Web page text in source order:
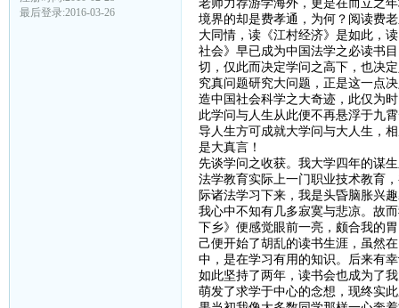
最后登录:2016-03-26
境界的却是费孝通，为何？阅读费
大同情，读《江村经济》是如此，
社会》早已成为中国法学之必读书
切，仅此而决定学问之高下，也决
究真问题研究大问题，正是这一点
造中国社会科学之大奇迹，此仅为
此学问与人生从此便不再悬浮于九
导人生方可成就大学问与大人生，
是大真言！
先谈学问之收获。我大学四年的谋
法学教育实际上一门职业技术教育
际诸法学习下来，我是头昏脑胀兴
我心中不知有几多寂寞与悲凉。故
下乡》便感觉眼前一亮，颇合我的
己便开始了胡乱的读书生涯，虽然
中，是在学习有用的知识。后来有
如此坚持了两年，读书会也成为了
萌发了求学于中心的念想，现终实